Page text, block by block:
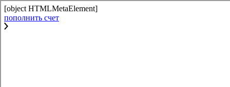
[object HTMLMetaElement]
пополнить счет